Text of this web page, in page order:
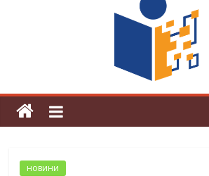
поредна награда от
център за развитие на
ресурси (ЦРЧР)
новини